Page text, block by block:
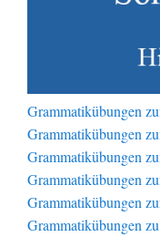
Grammatikübungen
Grammatikübungen
Grammatikübungen
Grammatikübungen
Grammatikübungen
Grammatikübungen